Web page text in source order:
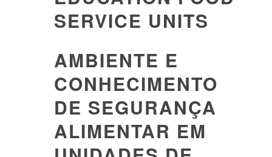
SERVICE UNITS
AMBIENTE E
CONHECIMENTO
DE SEGURANÇA
ALIMENTAR EM